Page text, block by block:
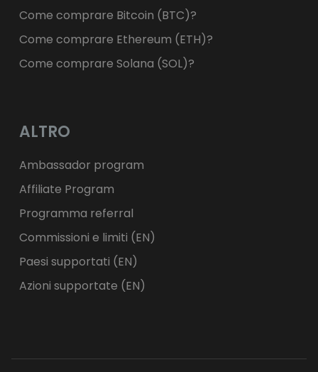
Come comprare Bitcoin (BTC)?
Come comprare Ethereum (ETH)?
Come comprare Solana (SOL)?
ALTRO
Ambassador program
Affiliate Program
Programma referral
Commissioni e limiti (EN)
Paesi supportati (EN)
Azioni supportate (EN)